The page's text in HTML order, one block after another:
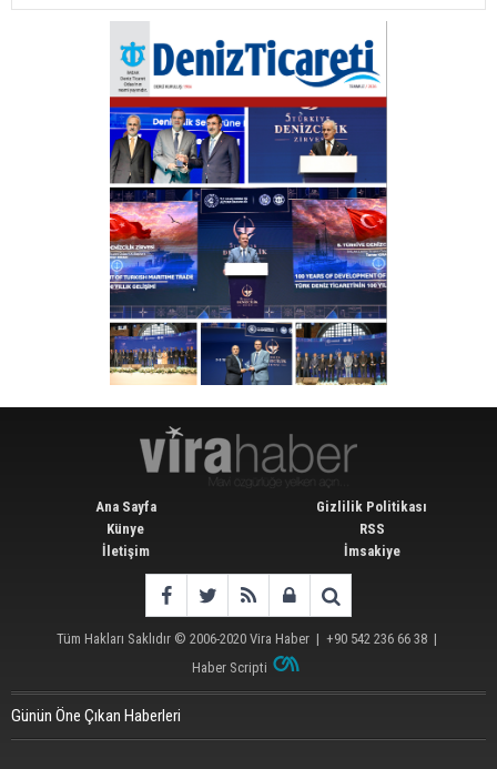
Ana Sayfa
Künye
İletişim
Gizlilik Politikası
RSS
İmsakiye
Tüm Hakları Saklıdır © 2006-2020 Vira Haber | +90 542 236 66 38 |
Haber Scripti
Günün Öne Çıkan Haberleri